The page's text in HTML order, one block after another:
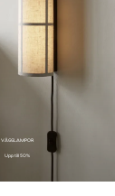
VÄGGLAMPOR
Upp till 50%